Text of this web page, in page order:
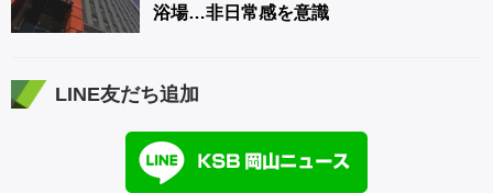
浴場…非日常感を意識
LINE友だち追加